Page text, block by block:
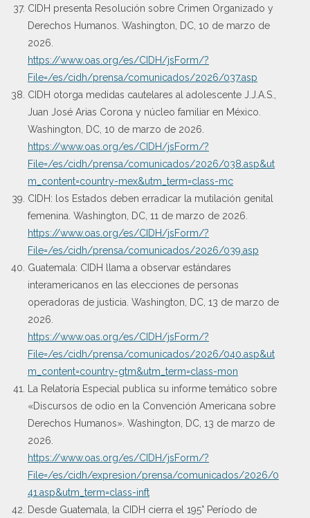
CIDH presenta Resolución sobre Crimen Organizado y
Derechos Humanos. Washington, DC, 10 de marzo de
2026.
https://www.oas.org/es/CIDH/jsForm/?
File=/es/cidh/prensa/comunicados/2026/037.asp
CIDH otorga medidas cautelares al adolescente J.J.A.S.,
Juan José Arias Corona y núcleo familiar en México.
Washington, DC, 10 de marzo de 2026.
https://www.oas.org/es/CIDH/jsForm/?
File=/es/cidh/prensa/comunicados/2026/038.asp&ut
m_content=country-mex&utm_term=class-mc
CIDH: los Estados deben erradicar la mutilación genital
femenina. Washington, DC, 11 de marzo de 2026.
https://www.oas.org/es/CIDH/jsForm/?
File=/es/cidh/prensa/comunicados/2026/039.asp
Guatemala: CIDH llama a observar estándares
interamericanos en las elecciones de personas
operadoras de justicia. Washington, DC, 13 de marzo de
2026.
https://www.oas.org/es/CIDH/jsForm/?
File=/es/cidh/prensa/comunicados/2026/040.asp&ut
m_content=country-gtm&utm_term=class-mon
La Relatoría Especial publica su informe temático sobre
«Discursos de odio en la Convención Americana sobre
Derechos Humanos». Washington, DC, 13 de marzo de
2026.
https://www.oas.org/es/CIDH/jsForm/?
File=/es/cidh/expresion/prensa/comunicados/2026/0
41.asp&utm_term=class-inft
Desde Guatemala, la CIDH cierra el 195° Período de